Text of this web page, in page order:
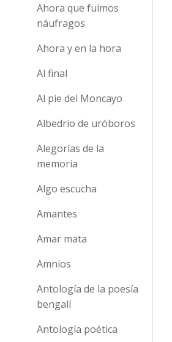
Ahora que fuimos
náufragos
Ahora y en la hora
Al final
Al pie del Moncayo
Albedrio de uróboros
Alegorías de la
memoria
Algo escucha
Amantes
Amar mata
Amnios
Antología de la poesía
bengalí
Antología poética